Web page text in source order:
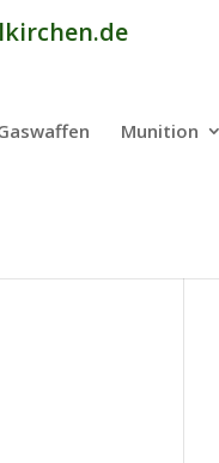
Munition